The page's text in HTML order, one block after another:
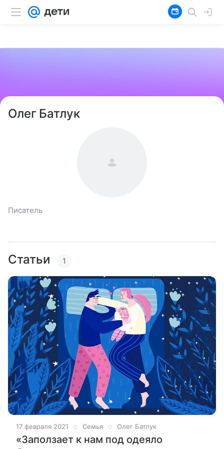
Олег Батлук
Писатель
Статьи 1
17 февраля 2021 Семья Олег Батлук
«Заползает к нам под одеяло